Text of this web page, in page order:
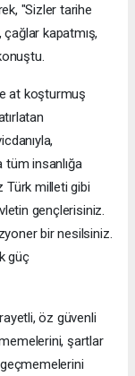
"Sizler tarihe
kapatmış,
at koşturmuş
tüm insanlığa
Türk milleti gibi
gençlerisiniz.
bir nesilsiniz.
güç
öz güvenli
şartlar